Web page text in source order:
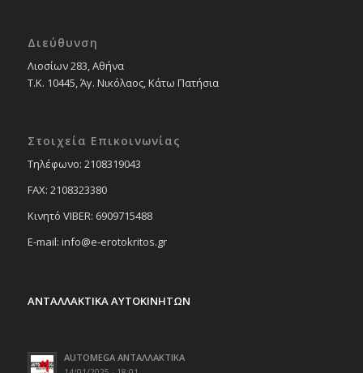
Διεύθυνση
Λιοσίων 283, Αθήνα
Τ.Κ. 10445, Άγ. Νικόλαος, Κάτω Πατήσια
Στοιχεία Επικοινωνίας
Tηλέφωνο: 2108319043
FAX: 2108323380
Κινητό VIBER: 6909715488
E-mail: info@e-erotokritos.gr
ΑΝΤΑΛΛΑΚΤΙΚΑ ΑΥΤΟΚΙΝΗΤΩΝ
AUTOMEGA ΑΝΤΑΛΛΑΚΤΙΚΑ